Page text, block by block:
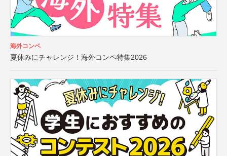
海外コンペ
夏休みにチャレンジ！海外コンペ特集2026